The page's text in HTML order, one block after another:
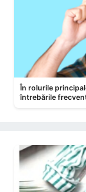
În rolurile
întrebările